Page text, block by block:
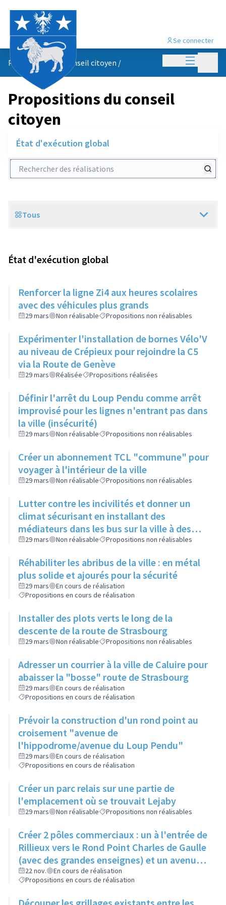
Menu
Se connecter
Propositions du conseil citoyen /
Propositions du conseil
citoyen
État d'exécution global
Rechercher des réalisations
Scope
Tous
État d'exécution global
Renforcer la ligne Zi4 aux heures scolaires
avec des véhicules plus grands
29 mars Non réalisable Propositions non réalisables
Expérimenter l'installation de bornes Vélo'V
au niveau de Crépieux pour rejoindre la C5
via la Route de Genève
29 mars Réalisée Propositions réalisées
Définir l'arrêt du Loup Pendu comme arrêt
improvisé pour les lignes n'entrant pas dans
la ville (insécurité)
29 mars Non réalisable Propositions non réalisables
Créer un abonnement TCL "commune" pour
voyager à l'intérieur de la ville
29 mars Non réalisable Propositions non réalisables
Lutter contre les incivilités et donner un
climat sécurisant en installant des
médiateurs dans les bus sur la ville à des
heures et lieux stratégiques
29 mars Non réalisable Propositions non réalisables
Réhabiliter les abribus de la ville : en métal
plus solide et ajourés pour la sécurité
29 mars
En cours de réalisation
Propositions en cours de réalisation
Installer des plots verts le long de la
descente de la route de Strasbourg
29 mars Non réalisable Propositions non réalisables
Adresser un courrier à la ville de Caluire pour
abaisser la "bosse" route de Strasbourg
29 mars
En cours de réalisation
Propositions en cours de réalisation
Prévoir la construction d'un rond point au
croisement "avenue de
l'hippodrome/avenue du Loup Pendu"
29 mars
En cours de réalisation
Propositions en cours de réalisation
Créer un parc relais sur une partie de
l'emplacement où se trouvait Lejaby
29 mars Non réalisable Propositions non réalisables
Créer 2 pôles commerciaux : un à l'entrée de
Rillieux vers le Rond Point Charles de Gaulle
(avec des grandes enseignes) et un avenue
de l'Europe (avec commerces spécifiques).
Entre les 2, créer un cheminement agréable
avec une signalétique forte.
22 nov.
En cours de réalisation
Propositions en cours de réalisation